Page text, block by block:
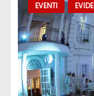
EVENTI